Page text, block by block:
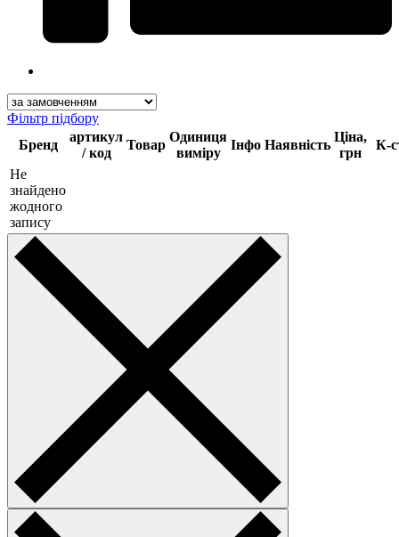
Фільтр підбору
Бренд
артикул
/ код
Товар
Одиниця
виміру
Інфо Наявність
Ціна,
грн
К-
Не
знайдено
жодного
запису